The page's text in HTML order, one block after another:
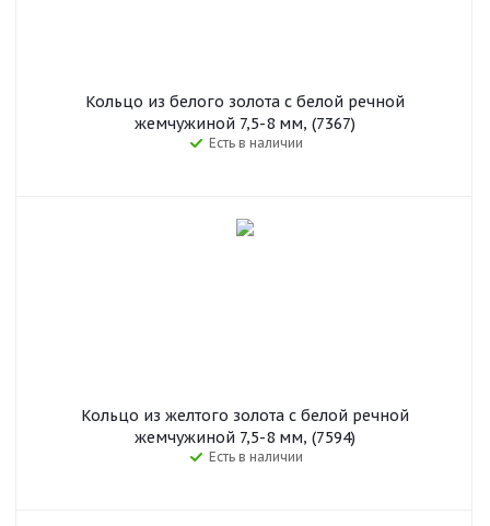
Кольцо из белого золота с белой речной
жемчужиной 7,5-8 мм, (7367)
Есть в наличии
Кольцо из желтого золота с белой речной
жемчужиной 7,5-8 мм, (7594)
Есть в наличии